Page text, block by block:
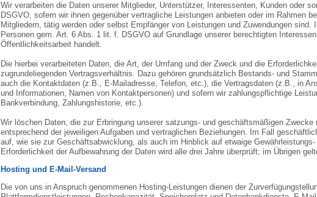
Wir verarbeiten die Daten unserer Mitglieder, Unterstützer, Interessenten, Kunden oder
DSGVO, sofern wir ihnen gegenüber vertragliche Leistungen anbieten oder im Rahmen
Mitgliedern, tätig werden oder selbst Empfänger von Leistungen und Zuwendungen sind.
Personen gem. Art. 6 Abs. 1 lit. f. DSGVO auf Grundlage unserer berechtigten
Öffentlichkeitsarbeit handelt.
Die hierbei verarbeiteten Daten, die Art, der Umfang und der Zweck und die
zugrundeliegenden Vertragsverhältnis. Dazu gehören grundsätzlich Bestands- und
auch die Kontaktdaten (z.B., E-Mailadresse, Telefon, etc.), die Vertragsdaten (z.B., in
und Informationen, Namen von Kontaktpersonen) und sofern wir zahlungspflichtige
Bankverbindung, Zahlungshistorie, etc.).
Wir löschen Daten, die zur Erbringung unserer satzungs- und geschäftsmäßigen
entsprechend der jeweiligen Aufgaben und vertraglichen Beziehungen. Im Fall
auf, wie sie zur Geschäftsabwicklung, als auch im Hinblick auf etwaige
Erforderlichkeit der Aufbewahrung der Daten wird alle drei Jahre überprüft; im Übrigen
Hosting und E-Mail-Versand
Die von uns in Anspruch genommenen Hosting-Leistungen dienen der